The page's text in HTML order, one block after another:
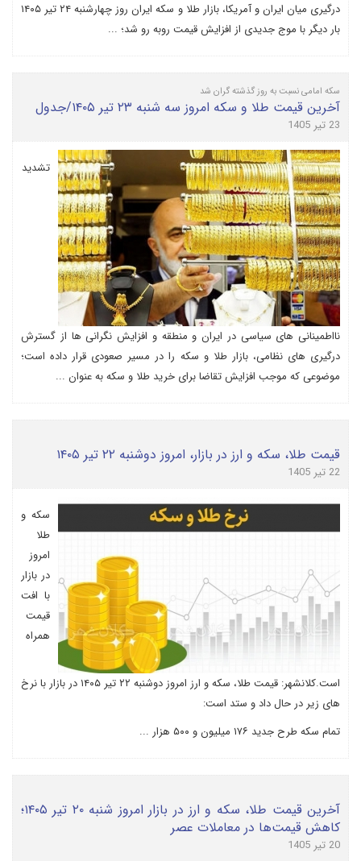
درگیری میان ایران و آمریکا، بازار طلا و سکه ایران روز چهارشنبه ۲۴ تیر ۱۴۰۵
بار دیگر با موج جدیدی از افزایش قیمت روبه رو شد؛ ...
سکه امامی نسبت به روز گذشته گران شد
آخرین قیمت طلا و سکه امروز سه شنبه ۲۳ تیر ۱۴۰۵/جدول
23 تیر 1405
تشدید
نااطمینانی های سیاسی در ایران و منطقه و افزایش نگرانی ها از گسترش
درگیری های نظامی، بازار طلا و سکه را در مسیر صعودی قرار داده است؛
موضوعی که موجب افزایش تقاضا برای خرید طلا و سکه به عنوان ...
قیمت طلا، سکه و ارز در بازار، امروز دوشنبه ۲۲ تیر ۱۴۰۵
22 تیر 1405
سکه و
طلا
امروز
در بازار
با افت
قیمت
همراه
است.کلانشهر: قیمت طلا، سکه و ارز امروز دوشنبه ۲۲ تیر ۱۴۰۵ در بازار با نرخ
های زیر در حال داد و ستد است:
تمام سکه طرح جدید ۱۷۶ میلیون و ۵۰۰ هزار ...
آخرین قیمت طلا، سکه و ارز در بازار امروز شنبه ۲۰ تیر ۱۴۰۵؛
کاهش قیمت‌ها در معاملات عصر
20 تیر 1405